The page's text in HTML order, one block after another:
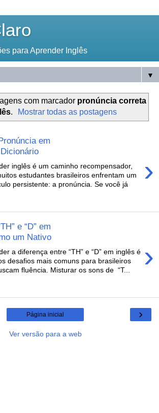
para Aprender Inglês
▼
com marcador pronúncia correta
. Mostrar todas as postagens
em
›
inglês é um caminho recompensador,
estudantes brasileiros enfrentam um
persistente: a pronúncia. Se você já
e “D” em
um Nativo
›
a diferença entre “TH” e “D” em inglês é
desafios mais comuns para brasileiros
fluência. Misturar os sons de “T...
›
Página inicial
Ver versão para a web